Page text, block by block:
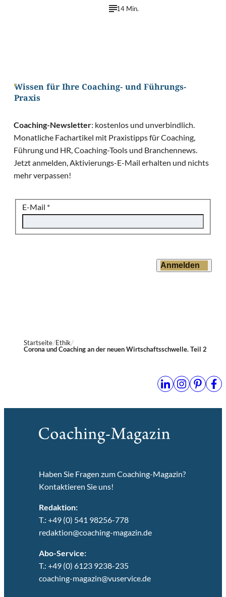
14 Min.
Wissen für Ihre Coaching- und Führungs-
Praxis
Coaching-Newsletter: kostenlos und unverbindlich.
Monatliche Fachartikel mit Praxistipps für Coaching,
Führung und HR, Coaching-Tools und Branchennews.
Jetzt anmelden, Aktivierungs-E-Mail erhalten und nichts
mehr verpassen!
E-Mail *
Anmelden
Startseite Ethik
Corona und Coaching an der neuen Wirtschaftsschwelle. Teil 2
Haben Sie Fragen zum Coaching-Magazin?
Kontaktieren Sie uns!
Redaktion:
T.: +49 (0) 541 98256-778
redaktion@coaching-magazin.de
Abo-Service:
T.: +49 (0) 6123 9238-235
coaching-magazin@vuservice.de